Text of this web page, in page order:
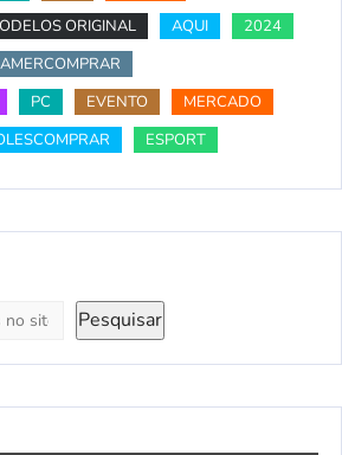
ORIGINAL
AQUI
2024
PC EVENTO
MERCADO
ESPORT
Pesquisar